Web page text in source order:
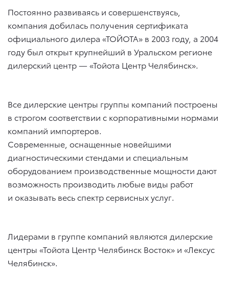
Постоянно развиваясь и совершенствуясь,
компания добилась получения сертификата
официального дилера «ТОЙОТА» в 2003 году, а 2004
году был открыт крупнейший в Уральском регионе
дилерский центр — «Тойота Центр Челябинск».
Все дилерские центры группы компаний построены
в строгом соответствии с корпоративными нормами
компаний импортеров.
Современные, оснащенные новейшими
диагностическими стендами и специальным
оборудованием производственные мощности дают
возможность производить любые виды работ
и оказывать весь спектр сервисных услуг.
Лидерами в группе компаний являются дилерские
центры «Тойота Центр Челябинск Восток» и «Лексус
Челябинск».